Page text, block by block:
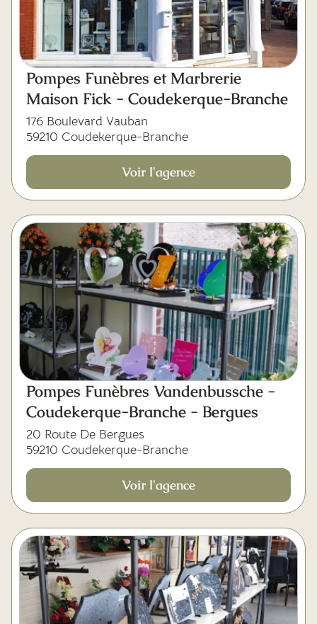
Pompes Funèbres et Marbrerie
Maison Fick - Coudekerque-Branche
176 Boulevard Vauban
59210 Coudekerque-Branche
Voir l'agence
Pompes Funèbres Vandenbussche -
Coudekerque-Branche - Bergues
20 Route De Bergues
59210 Coudekerque-Branche
Voir l'agence